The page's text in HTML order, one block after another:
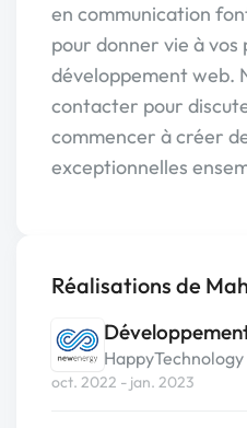
en communication
pour donner vie à vos
développement web.
contacter pour
commencer à créer
exceptionnelles
Réalisations de
HappyTechnology
oct. 2022 - jan. 2023